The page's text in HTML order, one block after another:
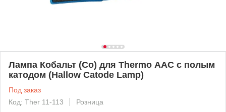
Лампа Кобальт (Co) для Thermo ААС с полым
катодом (Hallow Catode Lamp)
Под заказ
Код: Ther 11-113
Розница